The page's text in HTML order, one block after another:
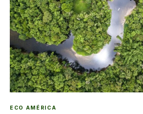
ECO AMÉRICA